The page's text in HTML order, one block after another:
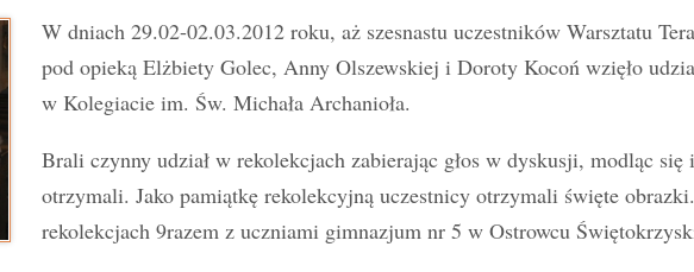
W dniach 29.02-02.03.2012 roku, aż szesnastu uczestników Warsztatu
pod opieką Elżbiety Golec, Anny Olszewskiej i Doroty Kocoń wzięło
w Kolegiacie im. Św. Michała Archanioła.
Brali czynny udział w rekolekcjach zabierając głos w dyskusji, modląc
otrzymali. Jako pamiątkę rekolekcyjną uczestnicy otrzymali święte
rekolekcjach 9razem z uczniami gimnazjum nr 5 w Ostrowcu